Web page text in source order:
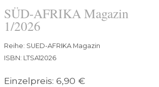
SÜD-AFRIKA Magazin
1/2026
Reihe: SUED-AFRIKA Magazin
ISBN: LTSA12026
Einzelpreis: 6,90 €